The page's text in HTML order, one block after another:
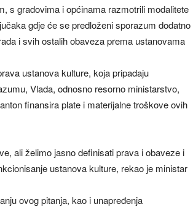
s gradovima i općinama razmotrili modalitete
gdje će se predloženi sporazum dodatno
i svih ostalih obaveza prema ustanovama
ustanova kulture, koja pripadaju
Vlada, odnosno resorno ministarstvo,
finansira plate i materijalne troškove ovih
ali želimo jasno definisati prava i obaveze i
ustanova kulture, rekao je ministar
ovog pitanja, kao i unapređenja